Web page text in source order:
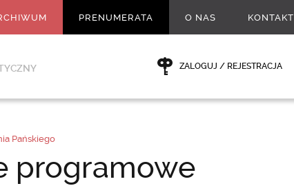
PRENUMERATA O NAS KONTAKT
ZALOGUJ / REJESTRACJA
Pańskiego
programowe